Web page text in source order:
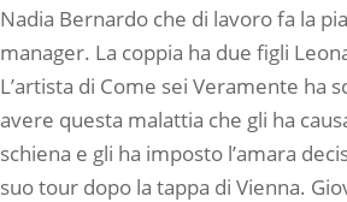
Nadia Bernardo che di lavoro fa la
manager. La coppia ha due figli
L’artista di Come sei Veramente ha
avere questa malattia che gli ha
schiena e gli ha imposto l’amara
suo tour dopo la tappa di Vienna.